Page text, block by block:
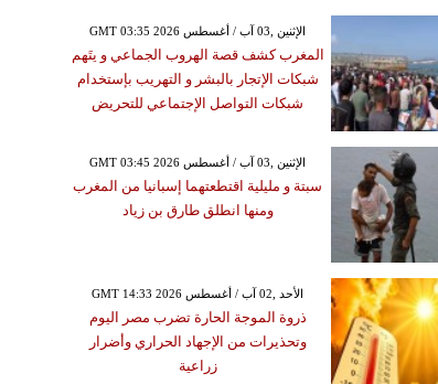
GMT 03:35 2026 الإثنين ,03 آب / أغسطس
المغرب كشف قصة الهروب الجماعي و يتَهم
شبكات الإتجار بالبشر و التهريب بإستخدام
شبكات التواصل الإجتماعي للتحريض
GMT 03:45 2026 الإثنين ,03 آب / أغسطس
سبتة و مليلية اقتطعتهما إسبانيا من المغرب
ومنها انطلق طارق بن زياد
GMT 14:33 2026 الأحد ,02 آب / أغسطس
ذروة الموجة الحارة تضرب مصر اليوم
وتحذيرات من الإجهاد الحراري وأضرار
زراعية